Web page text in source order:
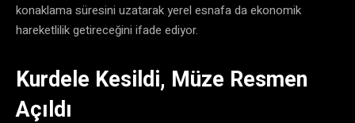
konaklama süresini uzatarak yerel esnafa da ekonomik
hareketlilik getireceğini ifade ediyor.
Kurdele Kesildi, Müze Resmen
Açıldı